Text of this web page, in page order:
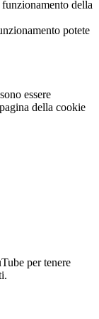
della
potete
essere
della cookie
per tenere